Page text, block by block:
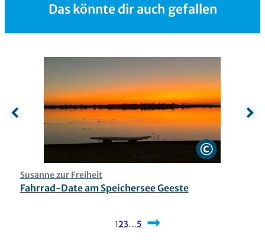
Das könnte dir auch gefallen
Susanne zur Freiheit
Fahrrad-Date am Speichersee Geeste
123…5Nächste